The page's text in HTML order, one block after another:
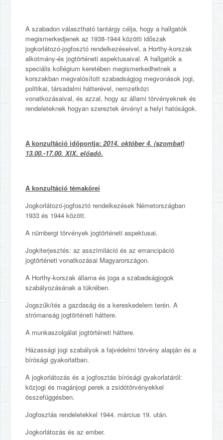
A szabadon választható tantárgy célja, hogy a hallgatók
megismerkedjenek az 1938-1944 közötti időszak
jogkorlátozó-jogfosztó rendelkezéseivel, a Horthy-korszak
alkotmány-és jogtörténeti aspektusaival. A hallgatók a
speciális kollégium keretében megismerkedhetnek a
korszakban megvalósított szabadságjog megvonások jogi,
politikai, társadalmi hátterével, nemzetközi
vonatkozásaival, és azzal, hogy az állami törvényeknek és
rendeleteknek hogyan szereztek érvényt a helyi hatóságok.
A konzultáció időpontja: 2014. október 4. (szombat)
13.00.-17.00. XIX. előadó.
A konzultáció témakörei
Jogkorlátozó-jogfosztó rendelkezések Németországban
1933 és 1944 között.
A nürnbergi törvények jogtörténeti aspektusai.
Jogkiterjesztés: az asszimiláció és az emancipáció
jogtörténeti vonatkozásai Magyarországon.
A Horthy-korszak állama és joga a szabadságjogok
szabályozásának a tükrében.
Jogszűkítés a gazdaság és a kereskedelem terén. A
strómanság jogtörténeti háttere.
A munkaszolgálat jogtörténeti háttere.
Házassági jogi szabályok a fajvédelmi törvény alapján és a
bírósági gyakorlatban.
A jogkorlátozás és a jogfosztás bírósági gyakorlatáról:
közjogi és magánjogi perek a zsidótörvényekkel
összefüggésben.
Jogfosztás rendeletekkel 1944. március 19. után.
Jogkorlátozás és az ember.